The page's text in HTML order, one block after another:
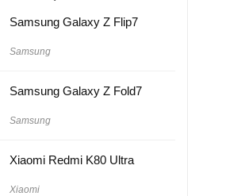
Samsung Galaxy Z Flip7
Samsung
Samsung Galaxy Z Fold7
Samsung
Xiaomi Redmi K80 Ultra
Xiaomi